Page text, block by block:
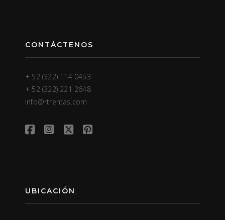
CONTÁCTENOS
+ 52 (322) 114 0453
+ 52 (322) 221 2648
info@rtrentas.com
UBICACIÓN